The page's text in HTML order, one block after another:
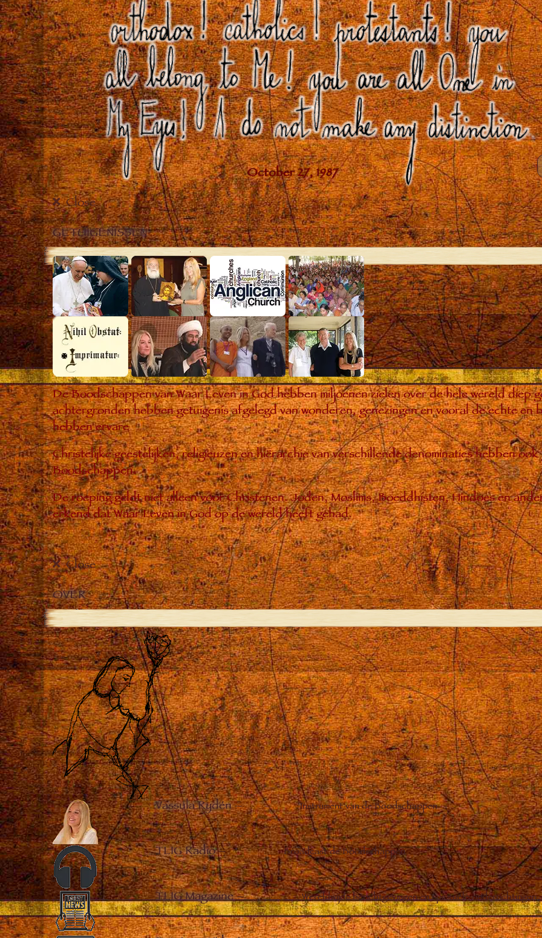
Close
GETUIGENISSEN
De Boodschappen van Waar Leven in God hebben miljoenen zielen over de hele wereld diep
achtergronden hebben getuigenis afgelegd van wonderen, genezingen en vooral de echte en
hebben ervare
Christelijke geestelijken, religieuzen en hiërarchie van verschillende denominaties hebben
Boodschappen.
De roeping geldt niet alleen voor Christenen. Joden, Moslims, Boeddhisten, Hindoes en
erkend dat Waar Leven in God op de wereld heeft gehad.
Close
OVER
Vassula Rydén– Instrument van de Boodschappen
TLIG Radio– Broadcast de Boodschappen
TLIG Magazine– Wereldwijde berichtgevingen en spirituele onderrichtingen